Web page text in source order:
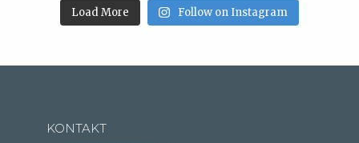
Load More Follow on Instagram
KONTAKT